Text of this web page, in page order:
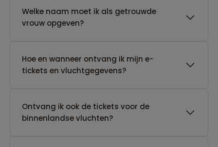
Welke naam moet ik als getrouwde
vrouw opgeven?
Hoe en wanneer ontvang ik mijn e-
tickets en vluchtgegevens?
Ontvang ik ook de tickets voor de
binnenlandse vluchten?